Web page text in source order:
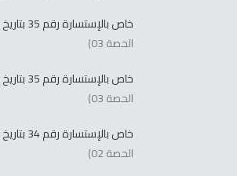
خاص بالإستسارة رقم 35 بتاريخ 2024/11/25
الحصة 03)
خاص بالإستسارة رقم 35 بتاريخ 2024/11/25
الحصة 03)
خاص بالإستسارة رقم 34 بتاريخ 2024/11/25
الحصة 02)